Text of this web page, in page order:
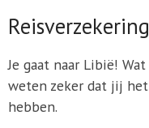
Je gaat naar Libië!
weten zeker dat jij
hebben.